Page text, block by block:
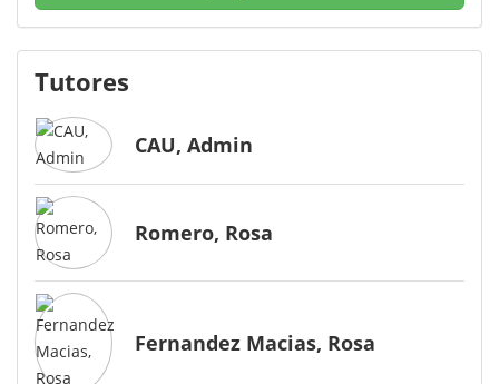
Tutores
CAU, Admin
Romero, Rosa
Fernandez Macias, Rosa